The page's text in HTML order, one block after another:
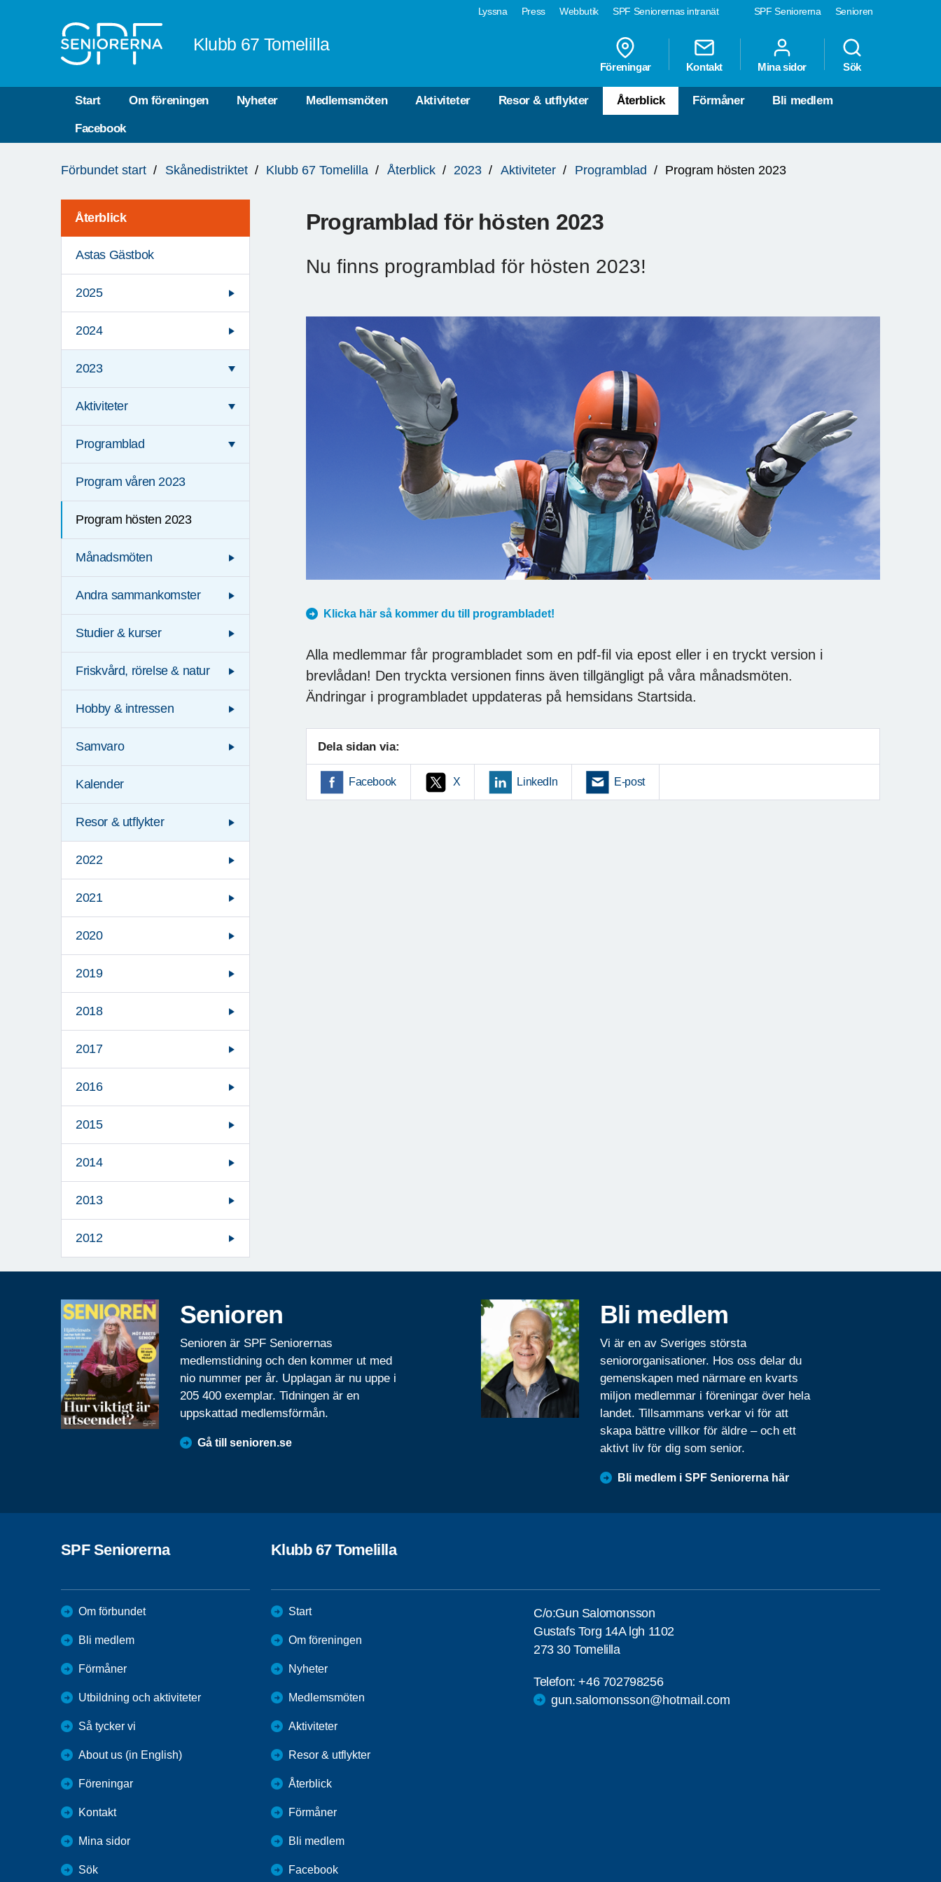
SPF Seniorerna Senioren
Lyssna Press Webbutik SPF Seniorernas intranät
Klubb 67 Tomelilla
Föreningar Kontakt Mina sidor Sök
Start Om föreningen Nyheter Medlemsmöten Aktiviteter Resor & utflykter Återblick Förmåner Bli medlem
Facebook
är
Förbundet start Skånedistriktet Klubb 67 Tomelilla Återblick 2023 Aktiviteter Programblad Program hösten 2023
Återblick
Astas Gästbok
2025
2024
2023
Aktiviteter
Programblad
Program våren 2023
Program hösten 2023
Månadsmöten
Andra sammankomster
Studier & kurser
Friskvård, rörelse & natur
Hobby & intressen
Samvaro
Kalender
Resor & utflykter
2022
2021
2020
2019
2018
2017
2016
2015
2014
2013
2012
Programblad för hösten 2023
Nu finns programblad för hösten 2023!
Klicka här så kommer du till programbladet!
Alla medlemmar får programbladet som en pdf-fil via epost eller i en tryckt version i
brevlådan! Den tryckta versionen finns även tillgängligt på våra månadsmöten.
Ändringar i programbladet uppdateras på hemsidans Startsida.
Dela sidan via:
Facebook X LinkedIn E-post
Senioren
Senioren är SPF Seniorernas
medlemstidning och den kommer ut med
nio nummer per år. Upplagan är nu uppe i
205 400 exemplar. Tidningen är en
uppskattad medlemsförmån.
Gå till senioren.se
Bli medlem
Vi är en av Sveriges största
seniororganisationer. Hos oss delar du
gemenskapen med närmare en kvarts
miljon medlemmar i föreningar över hela
landet. Tillsammans verkar vi för att
skapa bättre villkor för äldre – och ett
aktivt liv för dig som senior.
Bli medlem i SPF Seniorerna här
SPF Seniorerna
Om förbundet
Bli medlem
Förmåner
Utbildning och aktiviteter
Så tycker vi
About us (in English)
Föreningar
Kontakt
Mina sidor
Sök
Klubb 67 Tomelilla
Start
Om föreningen
Nyheter
Medlemsmöten
Aktiviteter
Resor & utflykter
Återblick
Förmåner
Bli medlem
Facebook
C/o:Gun Salomonsson
Gustafs Torg 14A lgh 1102
273 30 Tomelilla
Telefon:+46 702798256
gun.salomonsson@hotmail.com